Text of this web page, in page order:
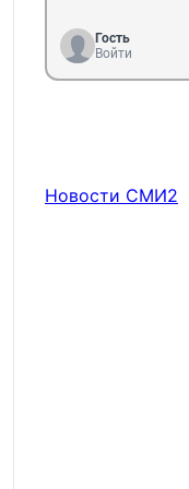
Гость
Войти
Новости СМИ2